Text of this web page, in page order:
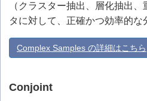
（クラスター抽出、層化抽出
タに対して、正確かつ効率的な
Complex Samples の詳細はこちら
Conjoint